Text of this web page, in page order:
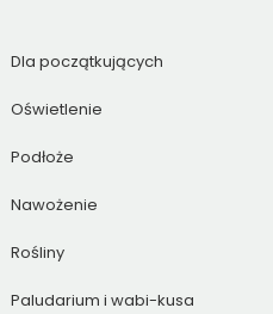
Dla początkujących
Oświetlenie
Podłoże
Nawożenie
Rośliny
Paludarium i wabi-kusa